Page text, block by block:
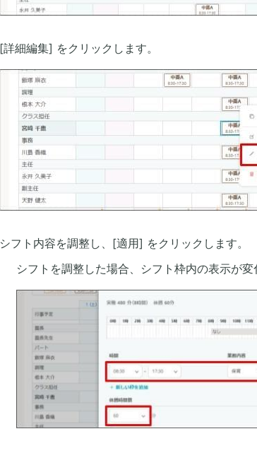
[詳細編集] をクリックします。
シフト内容を調整し、[適用] をクリックします。
シフトを調整した場合、シフト枠内の表示が変